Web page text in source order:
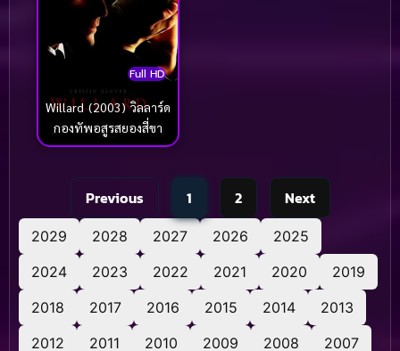
2029 2028 2027 2026
2025
2024
2023 2022 2021 2020
2019
2018
2017 2016 2015 2014
2013
2012
2011 2010 2009 2008
2007
Full HD
Willard (2003) วิลลาร์ด
กองทัพอสูรสยองสี่ขา
Previous 1 2 Next